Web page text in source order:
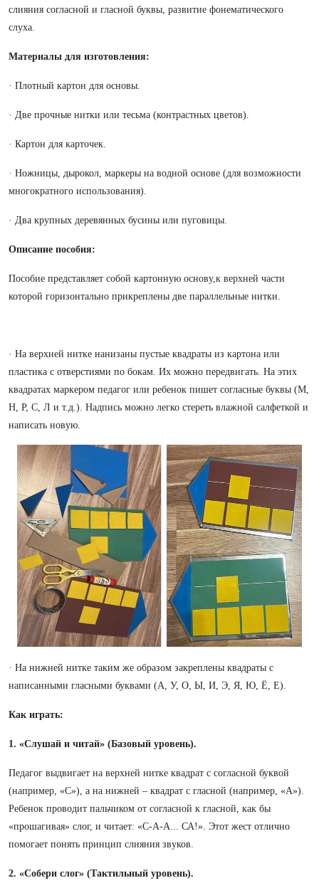
слияния согласной и гласной буквы, развитие фонематического
слуха.
Материалы для изготовления:
· Плотный картон для основы.
· Две прочные нитки или тесьма (контрастных цветов).
· Картон для карточек.
· Ножницы, дырокол, маркеры на водной основе (для возможности
многократного использования).
· Два крупных деревянных бусины или пуговицы.
Описание пособия:
Пособие представляет собой картонную основу,к верхней части
которой горизонтально прикреплены две параллельные нитки.
· На верхней нитке нанизаны пустые квадраты из картона или
пластика с отверстиями по бокам. Их можно передвигать. На этих
квадратах маркером педагог или ребенок пишет согласные буквы (М,
Н, Р, С, Л и т.д.). Надпись можно легко стереть влажной салфеткой и
написать новую.
· На нижней нитке таким же образом закреплены квадраты с
написанными гласными буквами (А, У, О, Ы, И, Э, Я, Ю, Ё, Е).
Как играть:
1. «Слушай и читай» (Базовый уровень).
Педагог выдвигает на верхней нитке квадрат с согласной буквой
(например, «С»), а на нижней – квадрат с гласной (например, «А»).
Ребенок проводит пальчиком от согласной к гласной, как бы
«прошагивая» слог, и читает: «С-А-А... СА!». Этот жест отлично
помогает понять принцип слияния звуков.
2. «Собери слог» (Тактильный уровень).